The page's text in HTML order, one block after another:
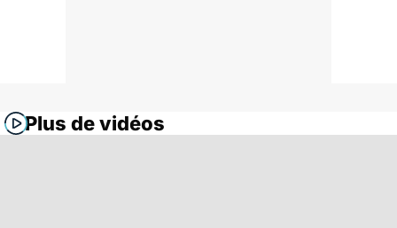
Plus de vidéos